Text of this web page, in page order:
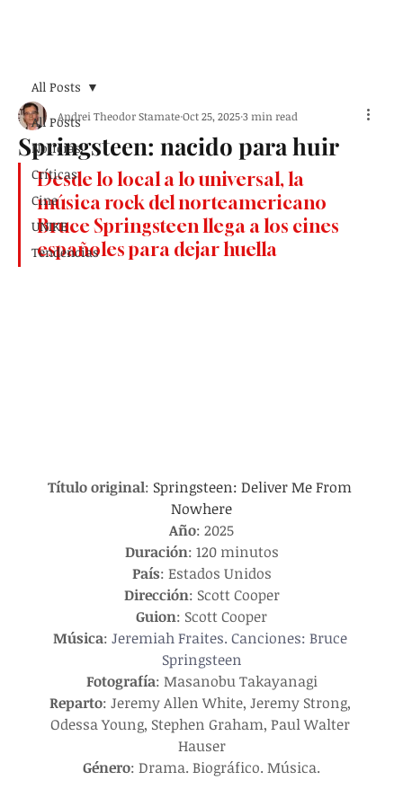
All Posts
Noticias
Críticas
Cine
UNIKE
Tendencias
All Posts
Springsteen: nacido para huir
Andrei Theodor StamateOct 25, 20253 min read
Desde lo local a lo universal, la
música rock del norteamericano
Bruce Springsteen llega a los cines
españoles para dejar huella
Título original: Springsteen: Deliver Me From
Nowhere
Año: 2025
Duración: 120 minutos
País: Estados Unidos
Dirección: Scott Cooper
Guion: Scott Cooper
Música: Jeremiah Fraites. Canciones: Bruce
Springsteen
Fotografía: Masanobu Takayanagi
Reparto: Jeremy Allen White, Jeremy Strong,
Odessa Young, Stephen Graham, Paul Walter
Hauser
Género: Drama. Biográfico. Música.